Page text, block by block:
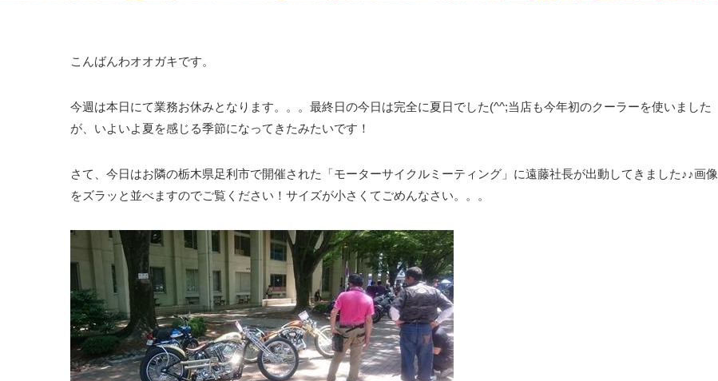
こんばんわオオガキです。
今週は本日にて業務お休みとなります。。。最終日の今日は完全に夏日でした(^^;当店も今年初のクーラーを使いました
が、いよいよ夏を感じる季節になってきたみたいです！
さて、今日はお隣の栃木県足利市で開催された「モーターサイクルミーティング」に遠藤社長が出動してきました♪♪画像
をズラッと並べますのでご覧ください！サイズが小さくてごめんなさい。。。